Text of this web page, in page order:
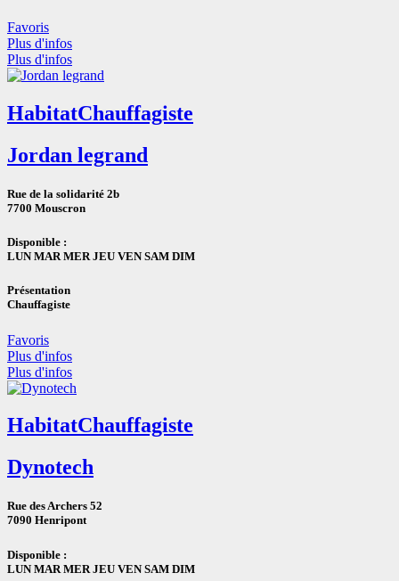
Favoris
Plus d'infos
Plus d'infos
HabitatChauffagiste
Jordan legrand
Rue de la solidarité 2b
7700 Mouscron
Disponible :
LUN MAR MER JEU VEN SAM DIM
Présentation
Chauffagiste
Favoris
Plus d'infos
Plus d'infos
HabitatChauffagiste
Dynotech
Rue des Archers 52
7090 Henripont
Disponible :
LUN MAR MER JEU VEN SAM DIM